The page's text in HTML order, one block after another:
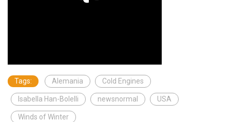
Tags: Alemania Cold Engines
Isabella Han-Bolelli newsnormal USA
Winds of Winter